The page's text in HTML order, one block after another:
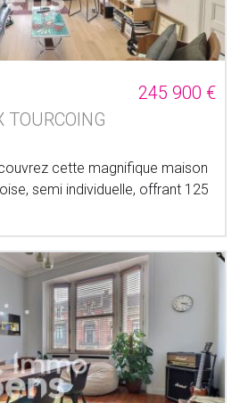
245 900 €
TOURCOING
cette magnifique maison
semi individuelle, offrant 125